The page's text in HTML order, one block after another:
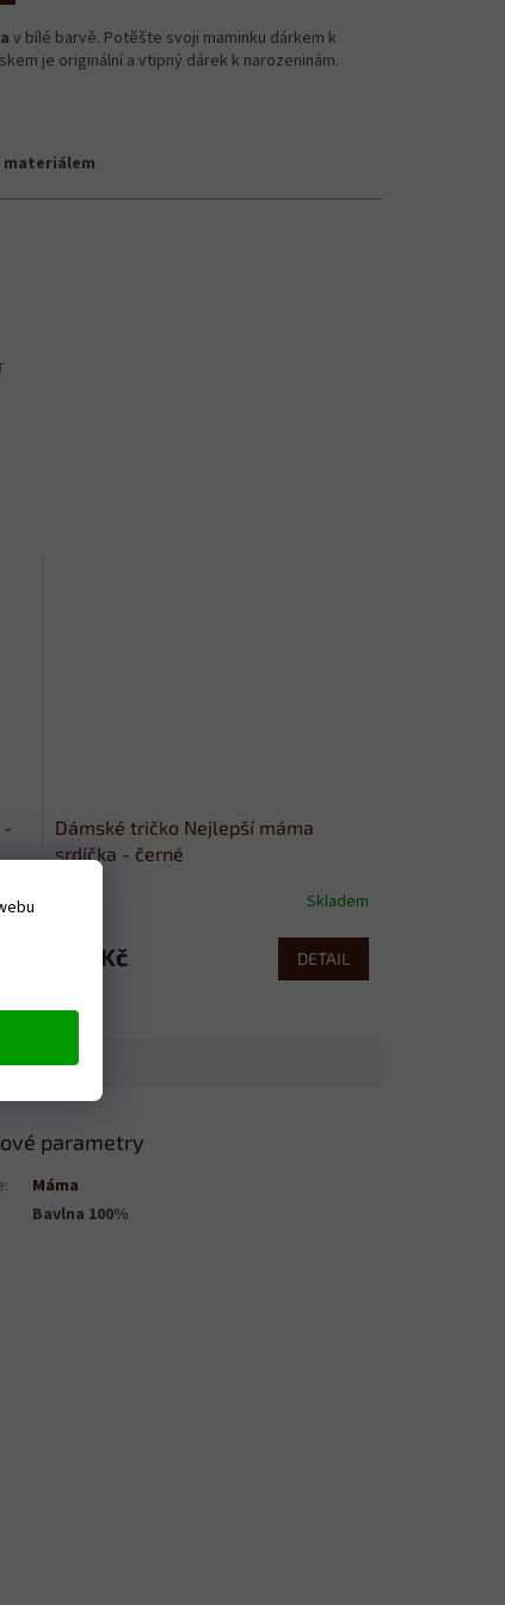
v bílé barvě. Potěšte svoji maminku dárkem k
je originální a vtipný dárek k narozeninám.
materiálem
-
Dámské tričko Nejlepší máma
srdíčka - černé
Skladem
379 Kč DETAIL
parametry
:
Máma
Bavlna 100%